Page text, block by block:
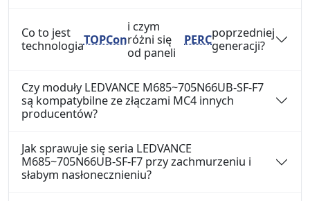
Co to jest
technologiaTOPCon
i czym
różni się
od paneli
PERCpoprzedniej
generacji?
Czy moduły LEDVANCE M685~705N66UB-SF-F7
są kompatybilne ze złączami MC4 innych
producentów?
Jak sprawuje się seria LEDVANCE
M685~705N66UB-SF-F7 przy zachmurzeniu i
słabym nasłonecznieniu?